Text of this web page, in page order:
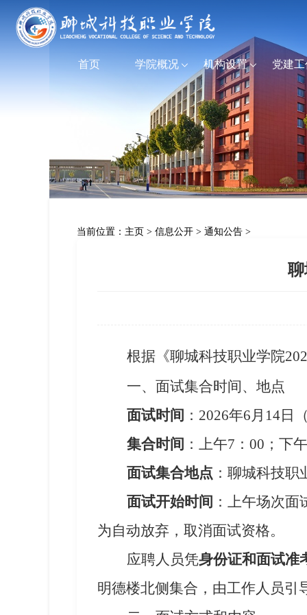
首页 学院概况 机构设置 党建
当前位置： 主页 > 信息公开 > 通知公告 >
根据 《聊城科技职业学院202
一、面试集合时间、地点
面试时间 ： 2026年6月 14日
集合时间 ：上午7 ： 00；下
面试集合地点 ： 聊城科技职
面试开始时间 ：上午场次面
为自动放弃，取消面试资格。
应聘人员凭身份证和面试准
明德楼北侧集合，由工作人员引